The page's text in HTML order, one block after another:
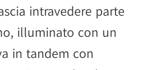
intravedere parte
illuminato con un
in tandem con